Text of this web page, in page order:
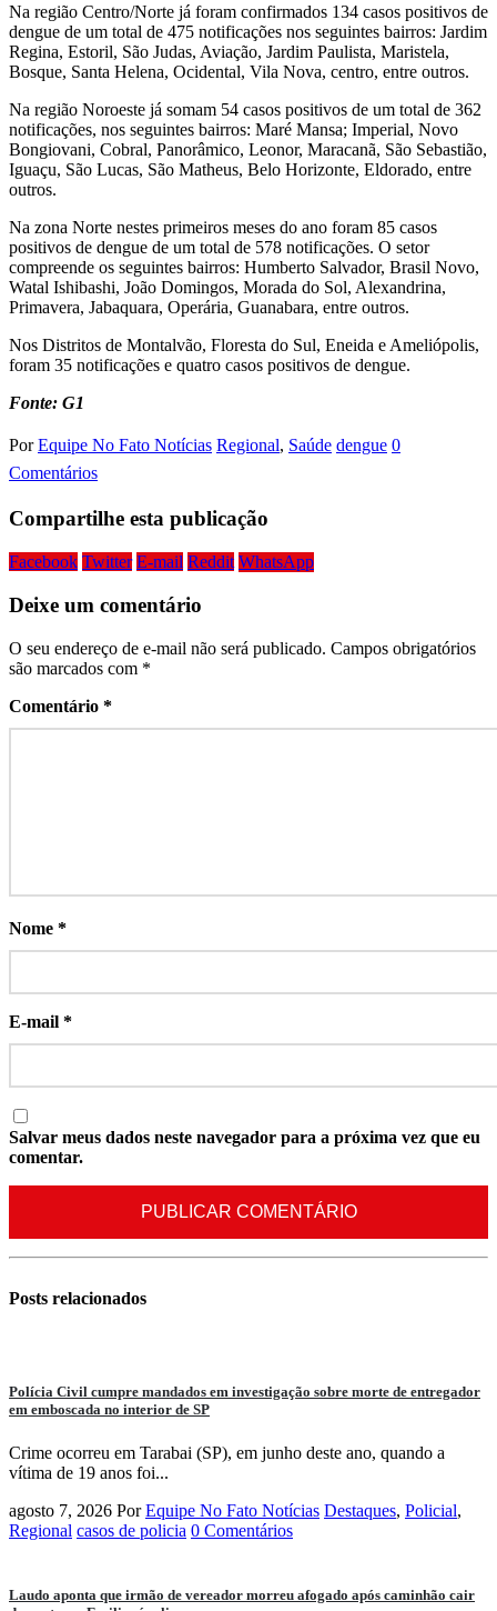
Na região Centro/Norte já foram confirmados 134 casos positivos de
dengue de um total de 475 notificações nos seguintes bairros: Jardim
Regina, Estoril, São Judas, Aviação, Jardim Paulista, Maristela,
Bosque, Santa Helena, Ocidental, Vila Nova, centro, entre outros.
Na região Noroeste já somam 54 casos positivos de um total de 362
notificações, nos seguintes bairros: Maré Mansa; Imperial, Novo
Bongiovani, Cobral, Panorâmico, Leonor, Maracanã, São Sebastião,
Iguaçu, São Lucas, São Matheus, Belo Horizonte, Eldorado, entre
outros.
Na zona Norte nestes primeiros meses do ano foram 85 casos
positivos de dengue de um total de 578 notificações. O setor
compreende os seguintes bairros: Humberto Salvador, Brasil Novo,
Watal Ishibashi, João Domingos, Morada do Sol, Alexandrina,
Primavera, Jabaquara, Operária, Guanabara, entre outros.
Nos Distritos de Montalvão, Floresta do Sul, Eneida e Ameliópolis,
foram 35 notificações e quatro casos positivos de dengue.
Fonte: G1
Por Equipe No Fato Notícias Regional, Saúde dengue 0
Comentários
Compartilhe esta publicação
Facebook Twitter E-mail Reddit WhatsApp
Deixe um comentário
O seu endereço de e-mail não será publicado. Campos obrigatórios
são marcados com *
Comentário *
Nome *
E-mail *
Salvar meus dados neste navegador para a próxima vez que eu
comentar.
Posts relacionados
Polícia Civil cumpre mandados em investigação sobre morte de entregador
em emboscada no interior de SP
Crime ocorreu em Tarabai (SP), em junho deste ano, quando a
vítima de 19 anos foi...
agosto 7, 2026 Por Equipe No Fato Notícias Destaques, Policial,
Regional casos de policia 0 Comentários
Laudo aponta que irmão de vereador morreu afogado após caminhão cair